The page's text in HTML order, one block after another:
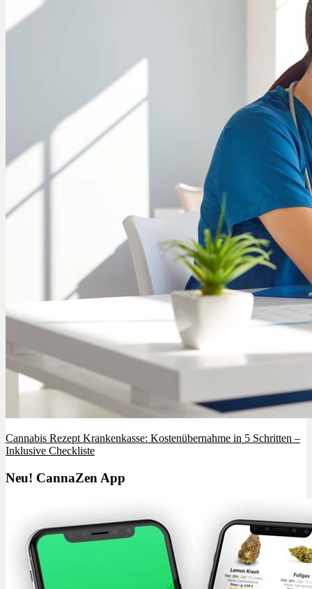
Cannabis Rezept Krankenkasse: Kostenübernahme in 5 Schritten –
Inklusive Checkliste
Neu! CannaZen App